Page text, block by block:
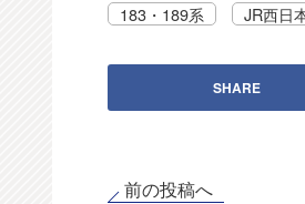
183・189系 JR西日
SHARE
前の投稿へ